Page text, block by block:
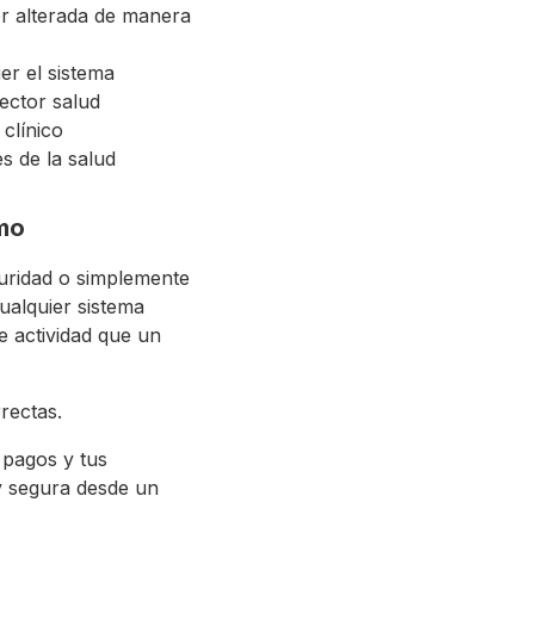
alterada de manera
el sistema
salud
clínico
de la salud
o simplemente
sistema
actividad que un
y tus
desde un